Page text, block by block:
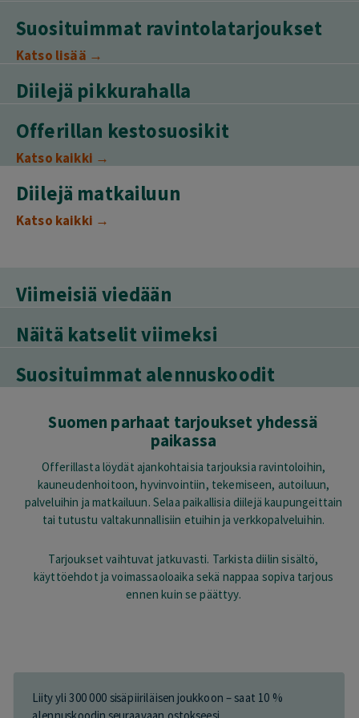
Suosituimmat ravintolatarjoukset
Katso lisää →
Diilejä pikkurahalla
Offerillan kestosuosikit
Katso kaikki →
Diilejä matkailuun
Katso kaikki →
Viimeisiä viedään
Näitä katselit viimeksi
Suosituimmat alennuskoodit
Suomen parhaat tarjoukset yhdessä
paikassa
Offerillasta löydät ajankohtaisia tarjouksia ravintoloihin,
kauneudenhoitoon, hyvinvointiin, tekemiseen, autoiluun,
palveluihin ja matkailuun. Selaa paikallisia diilejä kaupungeittain
tai tutustu valtakunnallisiin etuihin ja verkkopalveluihin.
Tarjoukset vaihtuvat jatkuvasti. Tarkista diilin sisältö,
käyttöehdot ja voimassaoloaika sekä nappaa sopiva tarjous
ennen kuin se päättyy.
Liity yli 300 000 sisäpiiriläisen joukkoon – saat 10 %